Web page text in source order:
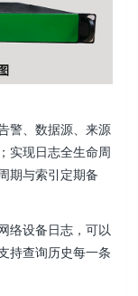
警、数据源、来源
实现日志全生命周
期与索引定期备
络设备日志，可以
持查询历史每一条